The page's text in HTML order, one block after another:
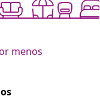
menos